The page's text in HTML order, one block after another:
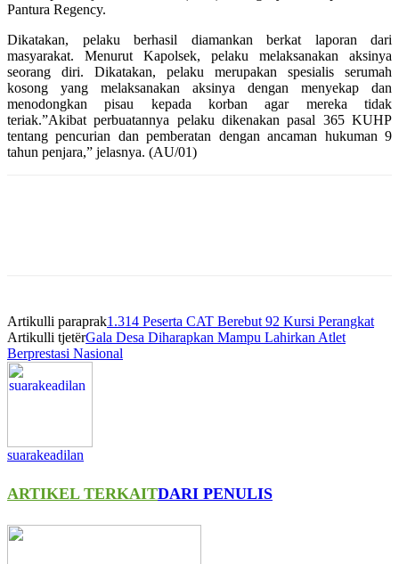
Pantura Regency.
Dikatakan, pelaku berhasil diamankan berkat laporan dari
masyarakat. Menurut Kapolsek, pelaku melaksanakan aksinya
seorang diri. Dikatakan, pelaku merupakan spesialis serumah
kosong yang melaksanakan aksinya dengan menyekap dan
menodongkan pisau kepada korban agar mereka tidak
teriak.”Akibat perbuatannya pelaku dikenakan pasal 365 KUHP
tentang pencurian dan pemberatan dengan ancaman hukuman 9
tahun penjara,” jelasnya. (AU/01)
Artikulli paraprak1.314 Peserta CAT Berebut 92 Kursi Perangkat
Artikulli tjetërGala Desa Diharapkan Mampu Lahirkan Atlet
Berprestasi Nasional
suarakeadilan
ARTIKEL TERKAITDARI PENULIS